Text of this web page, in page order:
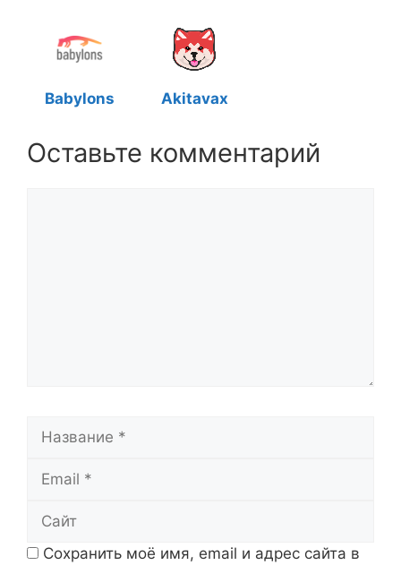
Babylons Akitavax
Оставьте комментарий
Сохранить моё имя, email и адрес сайта в